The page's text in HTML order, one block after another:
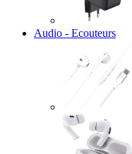
Audio - Ecouteurs